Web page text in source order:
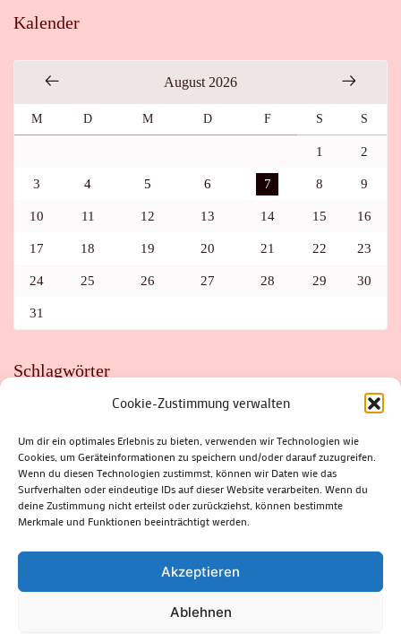
Cookie-Zustimmung verwalten
Um dir ein optimales Erlebnis zu bieten, verwenden wir Technologien wie
Cookies, um Geräteinformationen zu speichern und/oder darauf zuzugreifen.
Wenn du diesen Technologien zustimmst, können wir Daten wie das
Surfverhalten oder eindeutige IDs auf dieser Website verarbeiten. Wenn du
deine Zustimmung nicht erteilst oder zurückziehst, können bestimmte
Merkmale und Funktionen beeinträchtigt werden.
Akzeptieren
Ablehnen
Kalender
August 2026
M D M D F S S
1 2
3 4 5 6 7 8 9
10 11 12 13 14 15 16
17 18 19 20 21 22 23
24 25 26 27 28 29 30
31
Schlagwörter
FAHRRAD
FLOHMARKT FOLK GEWINNSPIEL
HITZE
HITZEFALLE AUTO
IRISH DANCE JAZZ
KABARETT
KINDER
KIRMES KLASSIK
KLEINE SUHLER REIHE
KRIMI
KULTUR LESUNG LOTTO
MEININGEN
PARASITEN
PILZE SCHLEUSINGEN
SCHULWEG
SOMMERFERIEN
SPORT SRH
STADTFEST
STADTMARKETING
STRASSENSPERRUNG
SUHL
SUHLER FRÜHLING
SUHLER STADTMARKETING
THÜRINGER WALD
ZELLA-MEHLIS